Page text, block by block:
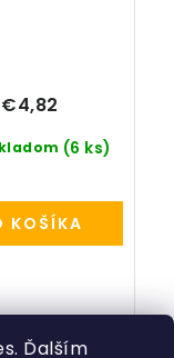
Ďalším
(6 ks)
€4,82
KOŠÍKA